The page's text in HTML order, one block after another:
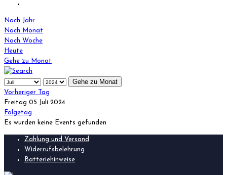
Nach Jahr
Nach Monat
Nach Woche
Heute
Gehe zu Monat
Gehe zu Monat
Vorheriger Tag
Freitag 05 Juli 2024
Folgetag
Es wurden keine Events gefunden
Zahlung und Versand
Widerrufsbelehrung
Batteriehinweise